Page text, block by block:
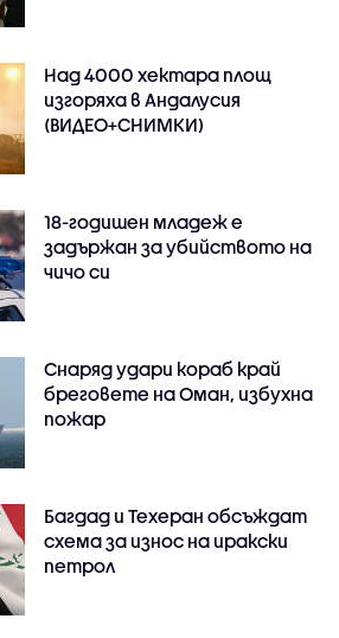
Над 4000 хектара площ
изгоряха в Андалусия
(ВИДЕО+СНИМКИ)
18-годишен младеж е
задържан за убийството на
чичо си
Снаряд удари кораб край
бреговете на Оман, избухна
пожар
Багдад и Техеран обсъждат
схема за износ на иракски
петрол